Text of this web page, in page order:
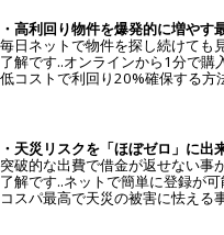
・高利回り物件を爆発的に増やす
毎日ネットで物件を探し続けても
了解です..オンラインから1分で購
低コストで利回り20%確保する方
・天災リスクを「ほぼゼロ」に出
突破的な出費で借金が返せない事
了解です..ネットで簡単に登録が
コスパ最高で天災の被害に怯える